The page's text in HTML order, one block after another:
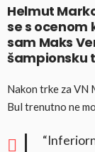
Helmut
se s ocenom
sam Maks
šampionsku
Nakon trke za VN
Bul trenutno ne